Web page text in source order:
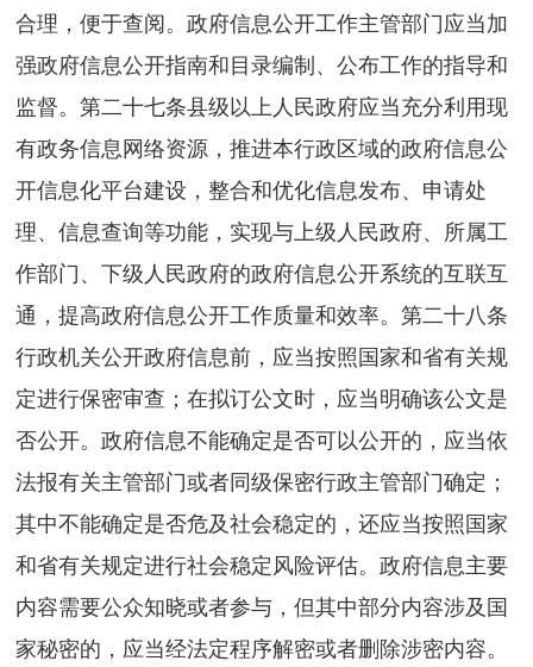
合理，便于查阅。政府信息公开工作主管部门应当加
强政府信息公开指南和目录编制、公布工作的指导和
监督。第二十七条县级以上人民政府应当充分利用现
有政务信息网络资源，推进本行政区域的政府信息公
开信息化平台建设，整合和优化信息发布、申请处
理、信息查询等功能，实现与上级人民政府、所属工
作部门、下级人民政府的政府信息公开系统的互联互
通，提高政府信息公开工作质量和效率。第二十八条
行政机关公开政府信息前，应当按照国家和省有关规
定进行保密审查；在拟订公文时，应当明确该公文是
否公开。政府信息不能确定是否可以公开的，应当依
法报有关主管部门或者同级保密行政主管部门确定；
其中不能确定是否危及社会稳定的，还应当按照国家
和省有关规定进行社会稳定风险评估。政府信息主要
内容需要公众知晓或者参与，但其中部分内容涉及国
家秘密的，应当经法定程序解密或者删除涉密内容。